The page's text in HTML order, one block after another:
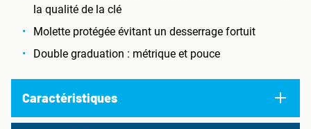
la qualité de la clé
Molette protégée évitant un desserrage fortuit
Double graduation : métrique et pouce
Caractéristiques